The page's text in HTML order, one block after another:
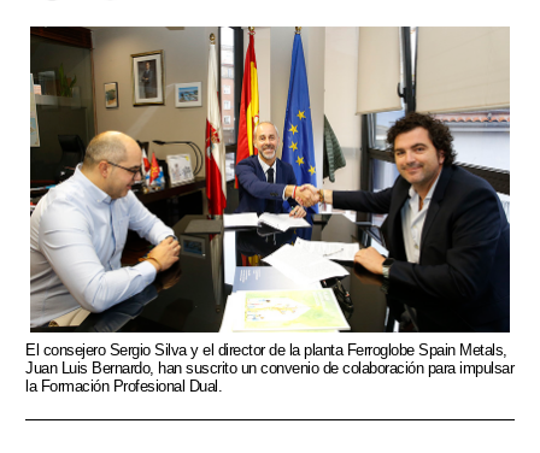
El consejero Sergio Silva y el director de la planta Ferroglobe Spain Metals,
Juan Luis Bernardo, han suscrito un convenio de colaboración para impulsar
la Formación Profesional Dual.